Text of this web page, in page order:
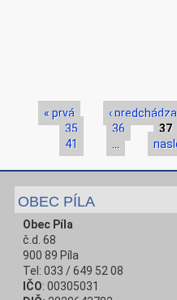
Stránky
« prvá ‹
35
36 37
41
…
OBEC PÍLA
Obec Píla
č.d. 68
900 89 Píla
Tel: 033 / 649 52 08
IČO: 00305031